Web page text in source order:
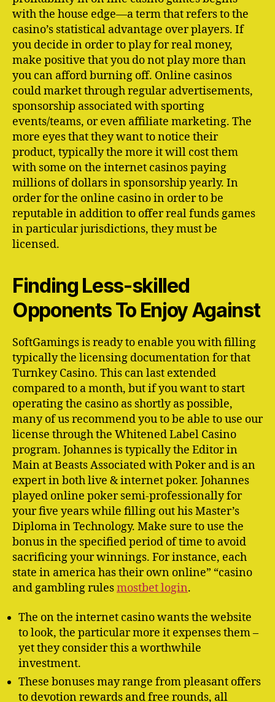
with the house edge—a term that refers to the
casino’s statistical advantage over players. If
you decide in order to play for real money,
make positive that you do not play more than
you can afford burning off. Online casinos
could market through regular advertisements,
sponsorship associated with sporting
events/teams, or even affiliate marketing. The
more eyes that they want to notice their
product, typically the more it will cost them
with some on the internet casinos paying
millions of dollars in sponsorship yearly. In
order for the online casino in order to be
reputable in addition to offer real funds games
in particular jurisdictions, they must be
licensed.
Finding Less-skilled
Opponents To Enjoy Against
SoftGamings is ready to enable you with filling
typically the licensing documentation for that
Turnkey Casino. This can last extended
compared to a month, but if you want to start
operating the casino as shortly as possible,
many of us recommend you to be able to use our
license through the Whitened Label Casino
program. Johannes is typically the Editor in
Main at Beasts Associated with Poker and is an
expert in both live & internet poker. Johannes
played online poker semi-professionally for
your five years while filling out his Master’s
Diploma in Technology. Make sure to use the
bonus in the specified period of time to avoid
sacrificing your winnings. For instance, each
state in america has their own online” “casino
and gambling rulesmostbet login.
The on the internet casino wants the website
to look, the particular more it expenses them –
yet they consider this a worthwhile
investment.
These bonuses may range from pleasant offers
to devotion rewards and free rounds, all